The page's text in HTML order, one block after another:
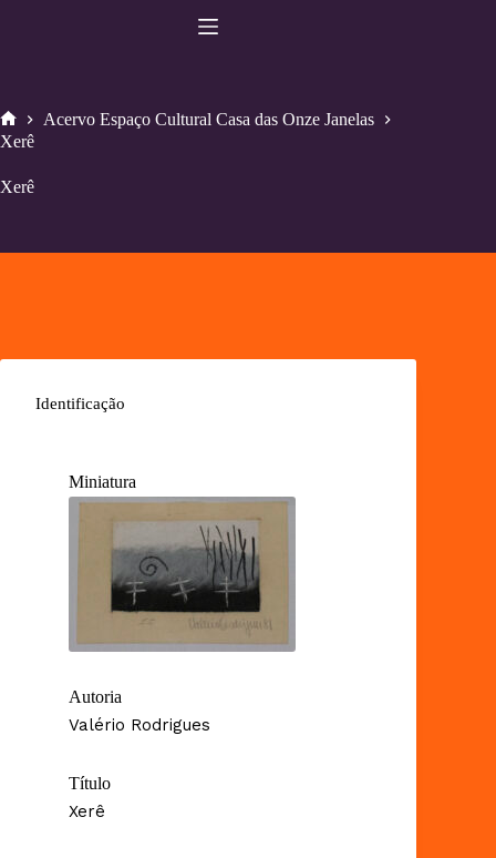
Home
Acervo Espaço Cultural Casa das Onze Janelas
Xerê
Xerê
Identificação
Miniatura
Autoria
Valério Rodrigues
Título
Xerê